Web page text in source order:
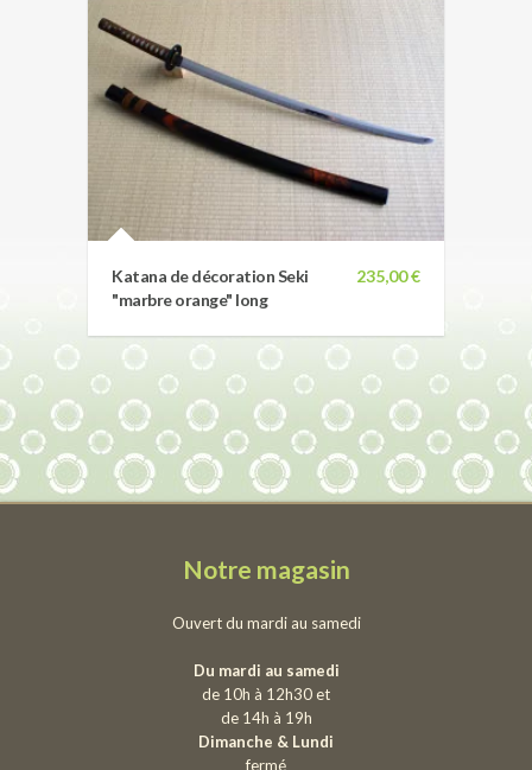
235,00 €
Katana de décoration Seki
"marbre orange" long
Notre magasin
Ouvert du mardi au samedi
Du mardi au samedi
de 10h à 12h30 et
de 14h à 19h
Dimanche & Lundi
fermé